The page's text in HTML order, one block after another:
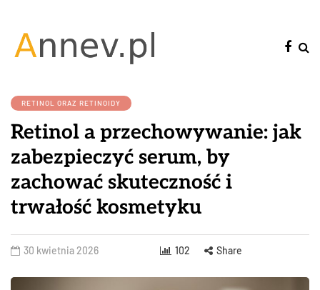
RETINOL ORAZ RETINOIDY
Retinol a przechowywanie: jak
zabezpieczyć serum, by
zachować skuteczność i
trwałość kosmetyku
30 kwietnia 2026 102 Share